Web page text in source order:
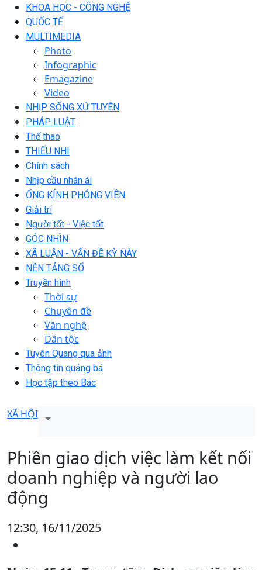
KHOA HỌC - CÔNG NGHỆ
QUỐC TẾ
MULTIMEDIA
Photo
Infographic
Emagazine
Video
NHỊP SỐNG XỨ TUYÊN
PHÁP LUẬT
Thể thao
THIẾU NHI
Chính sách
Nhịp cầu nhân ái
ỐNG KÍNH PHÓNG VIÊN
Giải trí
Người tốt - Việc tốt
GÓC NHÌN
XÃ LUẬN - VẤN ĐỀ KỲ NÀY
NỀN TẢNG SỐ
Truyền hình
Thời sự
Chuyên đề
Văn nghệ
Dân tộc
Tuyên Quang qua ảnh
Thông tin quảng bá
Học tập theo Bác
XÃ HỘI
Phiên giao dịch việc làm kết nối
doanh nghiệp và người lao
động
12:30, 16/11/2025